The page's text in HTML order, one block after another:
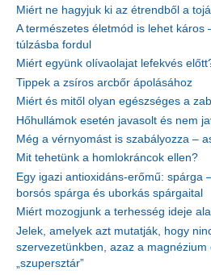
Miért ne hagyjuk ki az étrendből a
A természetes életmód is lehet káros
túlzásba fordul
Miért együnk olívaolajat lefekvés
Tippek a zsíros arcbőr ápolásához
Miért és mitől olyan egészséges a
Hőhullámok esetén javasolt és nem
Még a vérnyomást is szabályozza –
Mit tehetünk a homlokráncok ellen?
Egy igazi antioxidáns-erőmű: spárga
borsós spárga és uborkás spárgaital
Miért mozogjunk a terhesség ideje
Jelek, amelyek azt mutatják, hogy
szervezetünkben, azaz a
„szupersztár”